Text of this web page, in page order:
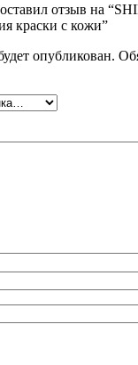
отзыв на
краски с кожи”
опубликован.